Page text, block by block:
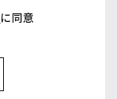
に同意